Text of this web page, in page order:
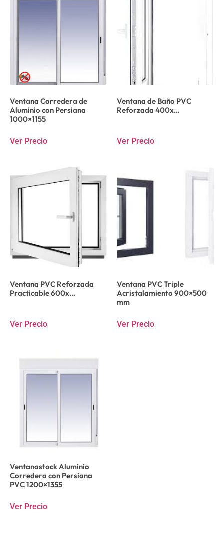
Ventana Corredera de
Aluminio con Persiana
1000×1155
Ver Precio
Ventana de Baño PVC
Reforzada 400x…
Ver Precio
Ventana PVC Reforzada
Practicable 600x…
Ver Precio
Ventana PVC Triple
Acristalamiento 900×500
mm
Ver Precio
Ventanastock Aluminio
Corredera con Persiana
PVC 1200×1355
Ver Precio